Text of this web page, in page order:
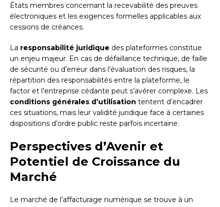
États membres concernant la recevabilité des preuves
électroniques et les exigences formelles applicables aux
cessions de créances.
La responsabilité juridique des plateformes constitue
un enjeu majeur. En cas de défaillance technique, de faille
de sécurité ou d’erreur dans l’évaluation des risques, la
répartition des responsabilités entre la plateforme, le
factor et l’entreprise cédante peut s’avérer complexe. Les
conditions générales d’utilisation tentent d’encadrer
ces situations, mais leur validité juridique face à certaines
dispositions d’ordre public reste parfois incertaine.
Perspectives d’Avenir et
Potentiel de Croissance du
Marché
Le marché de l’affacturage numérique se trouve à un